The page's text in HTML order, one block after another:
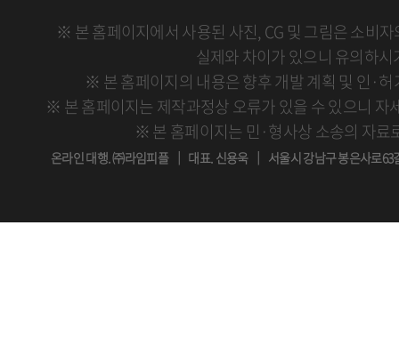
※ 본 홈페이지에서 사용된 사진, CG 및 그림은 소비
실제와 차이가 있으니 유의하
※ 본 홈페이지의 내용은 향후 개발 계획 및 인·
※ 본 홈페이지는 제작과정상 오류가 있을 수 있으니 자
※ 본 홈페이지는 민·형사상 소송의 자료
온라인 대행. ㈜라임피플 ｜ 대표. 신용욱 ｜ 서울시 강남구 봉은사로63